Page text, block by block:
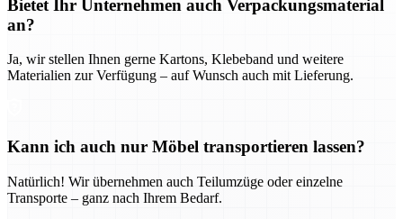
Bietet Ihr Unternehmen auch Verpackungsmaterial
an?
Ja, wir stellen Ihnen gerne Kartons, Klebeband und weitere
Materialien zur Verfügung – auf Wunsch auch mit Lieferung.
Kann ich auch nur Möbel transportieren lassen?
Natürlich! Wir übernehmen auch Teilumzüge oder einzelne
Transporte – ganz nach Ihrem Bedarf.